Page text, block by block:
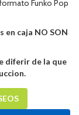
Funko Pop
en caja NO SON
diferir de la que